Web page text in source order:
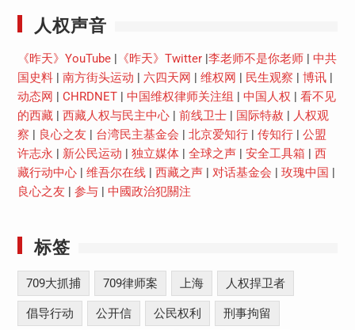
人权声音
《昨天》YouTube| 《昨天》Twitter| 李老师不是你老师| 中共
国史料| 南方街头运动 六四天网 维权网 民生观察 博讯|
动态网
CHRDNET| 中国维权律师关注组 中国人权
看不见
的西藏| 西藏人权与民主中心| 前线卫士| 国际特赦
人权观
察
良心之友 台湾民主基金会 北京爱知行| 传知行| 公盟
许志永
新公民运动 独立媒体| 全球之声| 安全工具箱
西
藏行动中心| 维吾尔在线| 西藏之声| 对话基金会 玫瑰中国
良心之友
参与| 中國政治犯關注
标签
709大抓捕 709律师案 上海 人权捍卫者
倡导行动 公开信 公民权利 刑事拘留